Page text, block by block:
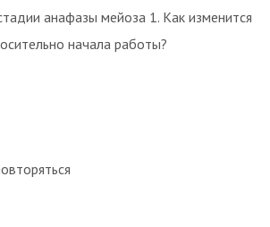
анафазы мейоза 1. Как изменится
начала работы?